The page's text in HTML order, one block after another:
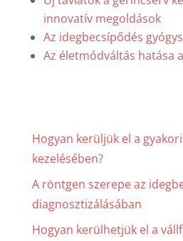
innovatív megoldások
Az idegbecsípődés
Az életmódváltás hatása
Hogyan kerüljük el a
kezelésében?
A röntgen szerepe az
diagnosztizálásában
Hogyan kerülhetjük el a